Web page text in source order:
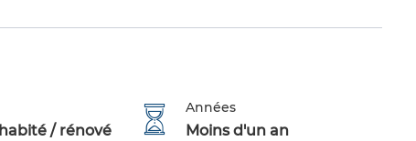
/ rénové
Années
Moins d'un an